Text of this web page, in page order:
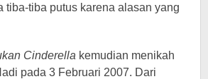
tiba-tiba putus karena alasan yang
Cinderella kemudian menikah
pada 3 Februari 2007. Dari